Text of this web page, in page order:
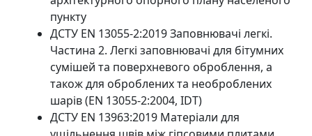
пункту
ДСТУ EN 13055-2:2019 Заповнювачі легкі.
Частина 2. Легкі заповнювачі для бітумних
сумішей та поверхневого оброблення, а
також для оброблених та необроблених
шарів (EN 13055-2:2004, IDT)
ДСТУ EN 13963:2019 Матеріали для